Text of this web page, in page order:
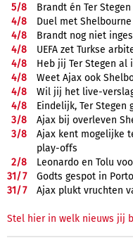
5/8
Brandt én Ter
4/8
Duel met
4/8
Brandt nog niet
4/8
UEFA zet Turkse
4/8
Heb jij Ter Stegen
4/8
Weet Ajax ook
4/8
Wil jij het live-
4/8
Eindelijk, Ter Stegen
3/8
Ajax bij overleven
3/8
Ajax kent mogelijke
play-offs
2/8
Leonardo en Tolu
31/7
Godts gespot in
31/7 Ajax plukt vruchten
Stel hier in welk nieuws jij